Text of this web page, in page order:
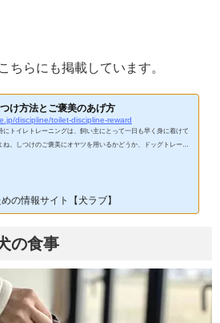
ちらにも掲載しています。
つけ方法とご褒美のあげ方
discipline/toilet-discipline-reward
にトイレトレーニングは、飼い主にとって一日も早く身に着けて
ね。しつけのご褒美にオヤツを用いるかどうか、ドッグトレーナ
のしつけのポイントは以下の通りです。トイレのしつけは場所を
トイレをするタイミングを把握する特別...
の情報サイト【犬ラブ】
の食事